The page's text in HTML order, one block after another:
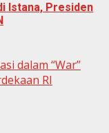
Istana, Presiden
dalam “War”
RI